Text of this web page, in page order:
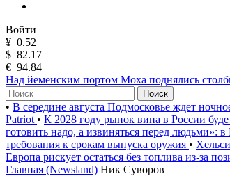
Войти
¥ 0.52
$ 82.17
€ 94.84
Над йеменским портом Моха поднялись
Поиск
• В середине августа Подмосковье ждет
Patriot • К 2028 году рынок вина в России
готовить надо, а извиняться перед людьми»:
требования к срокам выпуска оружия •
Европа рискует остаться без топлива из-за
Главная (Newsland) Ник Суворов